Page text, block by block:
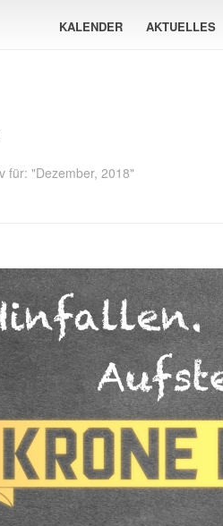
KALENDER AKTUELLES
für: "Dezember, 2018"